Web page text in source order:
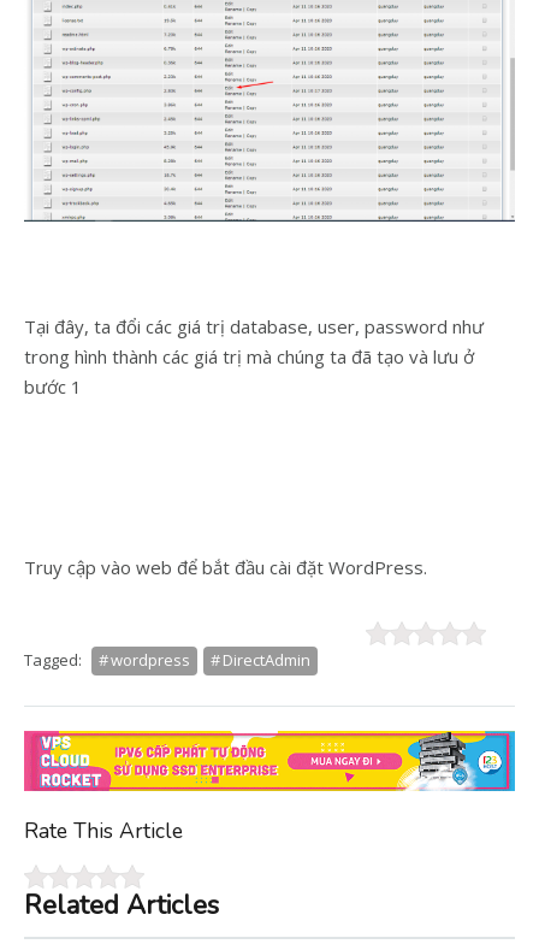
Tại đây, ta đổi các giá trị database, user, password như
trong hình thành các giá trị mà chúng ta đã tạo và lưu ở
bước 1
Truy cập vào web để bắt đầu cài đặt WordPress.
Tagged: wordpress DirectAdmin
Rate This Article
Related Articles